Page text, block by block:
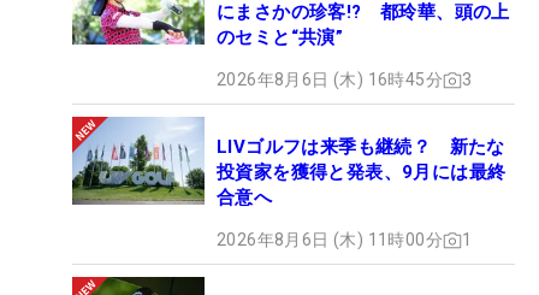
にまさかの珍客!? 都玲華、頭の上
のセミと“共演”
2026年8月6日 (木) 16時45分 3
LIVゴルフは来季も継続？ 新たな
投資家を獲得と発表、9月には最終
合意へ
2026年8月6日 (木) 11時00分 1